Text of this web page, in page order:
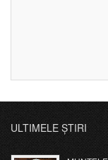
ULTIMELE ȘTIRI